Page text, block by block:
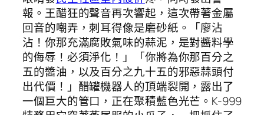
報。王醋狂的聲音再次響起，這次帶著金屬
回音的嘲弄，刺耳得像是磨砂紙。「廖沾
沾！你那充滿腐敗氣味的蒜泥，是對醬料學
的侮辱！必須淨化！」「你將為你那百分之
五的醬油，以及百分之九十五的邪惡蒜頭付
出代價！」醋罐機器人的頂端裂開，露出了
一個巨大的管口，正在聚積藍色光芒。K-999